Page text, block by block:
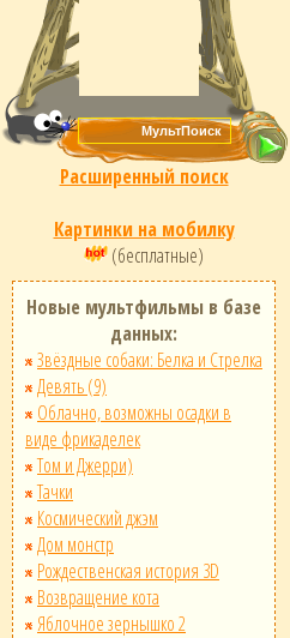
Расширенный поиск
Картинки на мобилку
(бесплатные)
Новые мультфильмы в базе
данных:
Звёздные собаки: Белка и Стрелка
Девять (9)
Облачно, возможны осадки в
виде фрикаделек
Том и Джерри)
Тачки
Космический джэм
Дом монстр
Рождественская история 3D
Возвращение кота
Яблочное зернышко 2